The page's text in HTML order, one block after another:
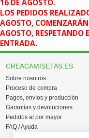
16 DE AGOSTO.
LOS PEDIDOS
AGOSTO,
AGOSTO, RESPETANDO
ENTRADA.
CREACAMISETAS.ES
Sobre nosotros
Proceso de compra
Pagos, envíos y producción
Garantías y devoluciones
Pedidos al por mayor
FAQ / Ayuda